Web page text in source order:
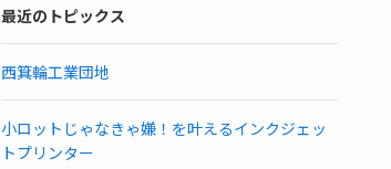
最近のトピックス
西箕輪工業団地
小ロットじゃなきゃ嫌！を叶えるインクジェッ
トプリンター